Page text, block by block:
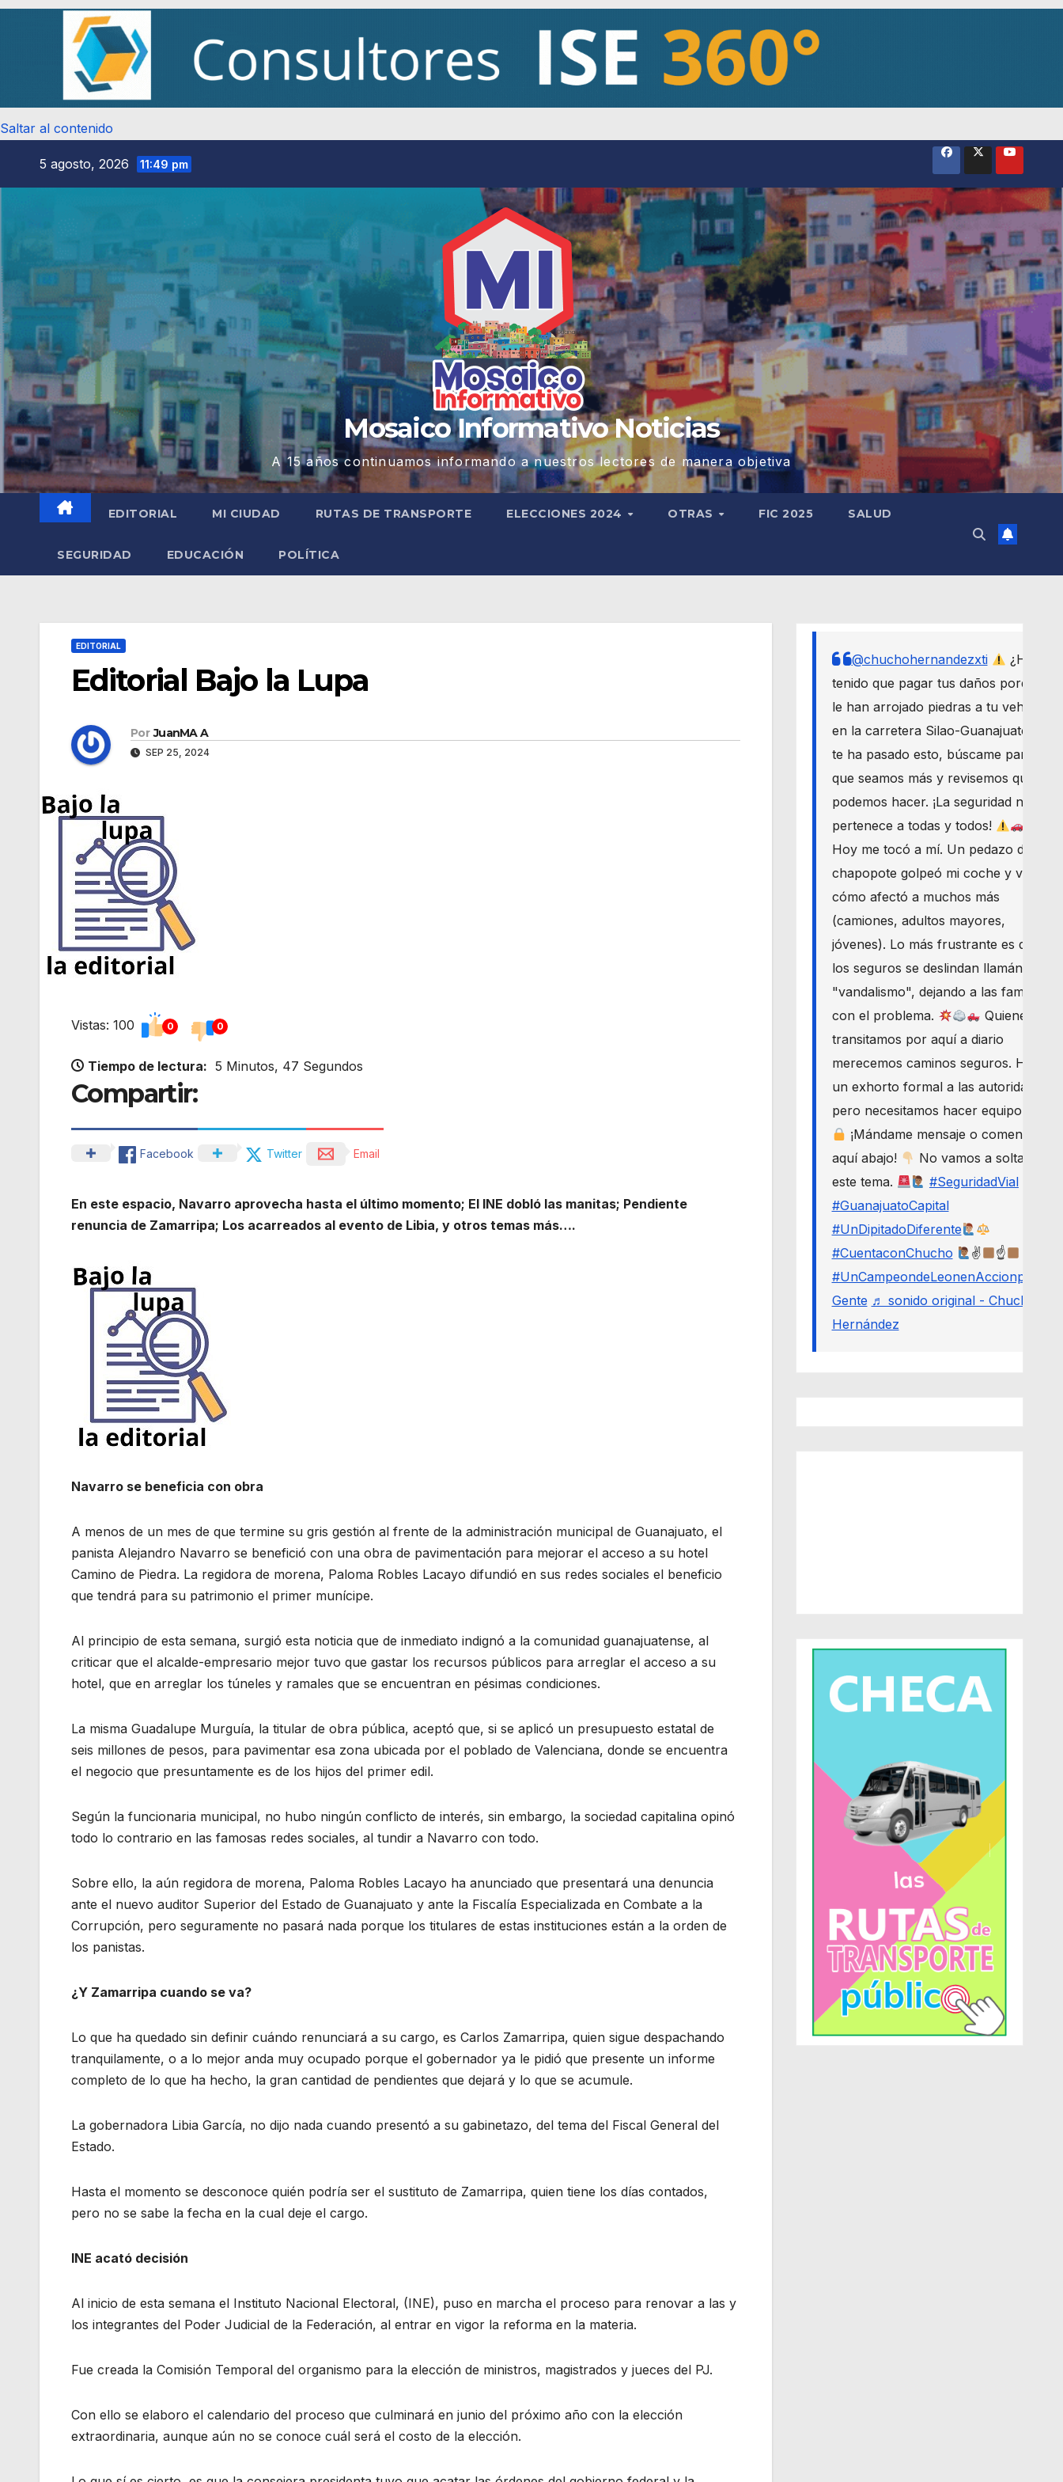
Saltar al contenido
5 agosto, 2026 11:49 pm
Mosaico Informativo Noticias
A 15 años continuamos informando a nuestros lectores de manera objetiva
EDITORIAL MI CIUDAD RUTAS DE TRANSPORTE ELECCIONES 2024 OTRAS FIC 2025 SALUD
SEGURIDAD EDUCACIÓN POLÍTICA
EDITORIAL
Editorial Bajo la Lupa
Por JuanMA A
SEP 25, 2024
Vistas: 100 0 0
Tiempo de lectura: 5 Minutos, 47 Segundos
Compartir:
Facebook Twitter Email
En este espacio, Navarro aprovecha hasta el último momento; El INE dobló las manitas; Pendiente
renuncia de Zamarripa; Los acarreados al evento de Libia, y otros temas más….
Navarro se beneficia con obra
A menos de un mes de que termine su gris gestión al frente de la administración municipal de Guanajuato, el
panista Alejandro Navarro se benefició con una obra de pavimentación para mejorar el acceso a su hotel
Camino de Piedra. La regidora de morena, Paloma Robles Lacayo difundió en sus redes sociales el beneficio
que tendrá para su patrimonio el primer munícipe.
Al principio de esta semana, surgió esta noticia que de inmediato indignó a la comunidad guanajuatense, al
criticar que el alcalde-empresario mejor tuvo que gastar los recursos públicos para arreglar el acceso a su
hotel, que en arreglar los túneles y ramales que se encuentran en pésimas condiciones.
La misma Guadalupe Murguía, la titular de obra pública, aceptó que, si se aplicó un presupuesto estatal de
seis millones de pesos, para pavimentar esa zona ubicada por el poblado de Valenciana, donde se encuentra
el negocio que presuntamente es de los hijos del primer edil.
Según la funcionaria municipal, no hubo ningún conflicto de interés, sin embargo, la sociedad capitalina opinó
todo lo contrario en las famosas redes sociales, al tundir a Navarro con todo.
Sobre ello, la aún regidora de morena, Paloma Robles Lacayo ha anunciado que presentará una denuncia
ante el nuevo auditor Superior del Estado de Guanajuato y ante la Fiscalía Especializada en Combate a la
Corrupción, pero seguramente no pasará nada porque los titulares de estas instituciones están a la orden de
los panistas.
¿Y Zamarripa cuando se va?
Lo que ha quedado sin definir cuándo renunciará a su cargo, es Carlos Zamarripa, quien sigue despachando
tranquilamente, o a lo mejor anda muy ocupado porque el gobernador ya le pidió que presente un informe
completo de lo que ha hecho, la gran cantidad de pendientes que dejará y lo que se acumule.
La gobernadora Libia García, no dijo nada cuando presentó a su gabinetazo, del tema del Fiscal General del
Estado.
Hasta el momento se desconoce quién podría ser el sustituto de Zamarripa, quien tiene los días contados,
pero no se sabe la fecha en la cual deje el cargo.
INE acató decisión
Al inicio de esta semana el Instituto Nacional Electoral, (INE), puso en marcha el proceso para renovar a las y
los integrantes del Poder Judicial de la Federación, al entrar en vigor la reforma en la materia.
Fue creada la Comisión Temporal del organismo para la elección de ministros, magistrados y jueces del PJ.
Con ello se elaboro el calendario del proceso que culminará en junio del próximo año con la elección
extraordinaria, aunque aún no se conoce cuál será el costo de la elección.
@chuchohernandezxti
¿Has
tenido que pagar tus daños porque
le han arrojado piedras a tu vehículo
en la carretera Silao-Guanajuato? Si
te ha pasado esto, búscame para
que seamos más y revisemos qué
podemos hacer. ¡La seguridad nos
pertenece a todas y todos!
Hoy me tocó a mí. Un pedazo de
chapopote golpeó mi coche y vi
cómo afectó a muchos más
(camiones, adultos mayores,
jóvenes). Lo más frustrante es que
los seguros se deslindan llamándolo
"vandalismo", dejando a las familias
con el problema.
Quienes
transitamos por aquí a diario
merecemos caminos seguros. Haré
un exhorto formal a las autoridades,
pero necesitamos hacer equipo.
¡Mándame mensaje o comenta
aquí abajo!
No vamos a soltar
este tema.
#SeguridadVial
#GuanajuatoCapital
#UnDipitadoDiferente
#CuentaconChucho
✌
☝
#UnCampeondeLeonenAccionporLa
Gente ♬ sonido original - Chucho
Hernández